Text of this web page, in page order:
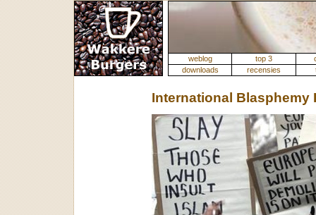
weblog top 3
downloads
recensies
International Blasphemy